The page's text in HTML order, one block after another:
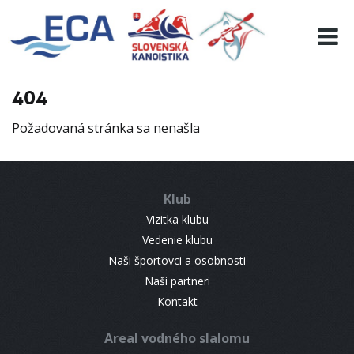
404
Požadovaná stránka sa nenašla
Klub
Vizitka klubu
Vedenie klubu
Naši športovci a osobnosti
Naši partneri
Kontakt
Areal vodného slalomu
EURO 19
INFO
RESULTS
CONTACT